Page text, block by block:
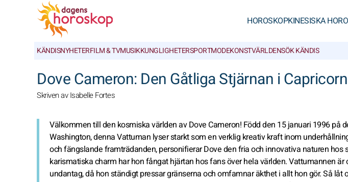
HOROSKOPKINESISKA
KÄNDISNYHETERFILM & TVMUSIKKUNGLIGHETERSPORTMODEKONSTVÄRLDENSÖK KÄNDIS
Dove Cameron: Den Gåtliga Stjärnan i Capricorn
Skriven av Isabelle Fortes
Välkommen till den kosmiska världen av Dove Cameron! Född den 15 januari 1996 på
Washington, denna Vattuman lyser starkt som en verklig kreativ kraft inom
och fängslande framträdanden, personifierar Dove den fria och innovativa naturen hos
karismatiska charm har hon fångat hjärtan hos fans över hela världen. Vattumannen är
undantag, då hon ständigt pressar gränserna och omfamnar äkthet i allt hon gör. Så